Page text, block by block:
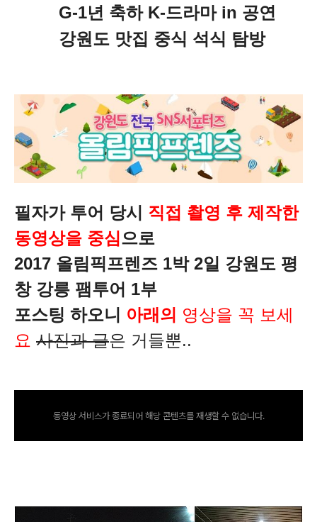
G-1년 축하 K-드라마 in 공연
강원도 맛집 중식 석식 탐방
필자가 투어 당시 직접 촬영 후 제작한
동영상을 중심으로
2017 올림픽프렌즈 1박 2일 강원도 평
창 강릉 팸투어 1부
포스팅 하오니 아래의 영상을 꼭 보세
요 사진과 글은 거들뿐..
동영상 서비스가 종료되어 해당 콘텐츠를 재생할 수 없습니다.